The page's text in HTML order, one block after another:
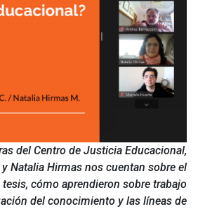
del Centro de Justicia Educacional,
Natalia Hirmas nos cuentan sobre el
cómo aprendieron sobre trabajo
del conocimiento y las líneas de